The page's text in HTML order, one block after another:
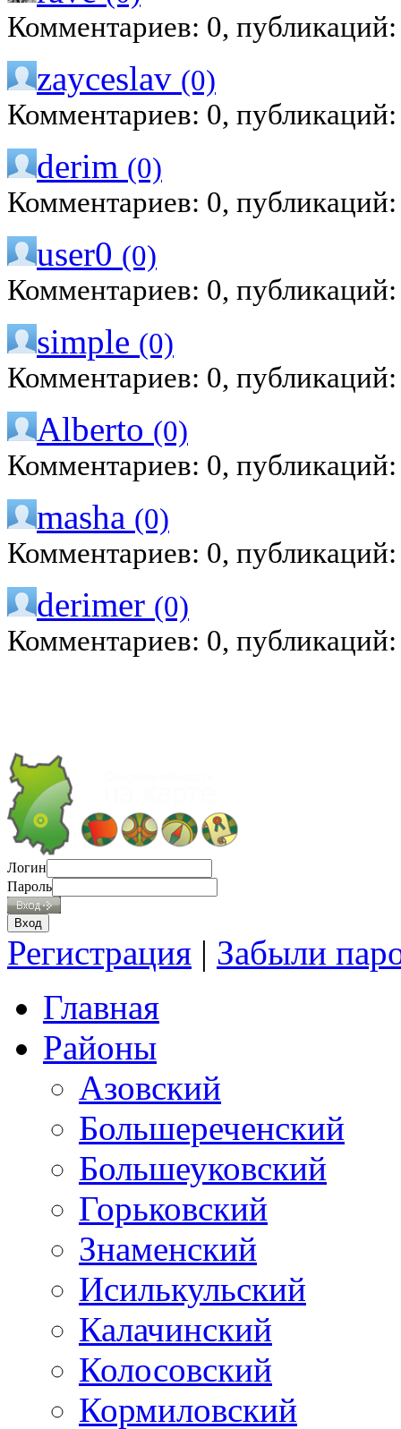
Комментариев: 0,
zayceslav (0)
Комментариев: 0,
derim (0)
Комментариев: 0,
user0 (0)
Комментариев: 0,
simple (0)
Комментариев: 0,
Alberto (0)
Комментариев: 0,
masha (0)
Комментариев: 0,
derimer (0)
Комментариев: 0,
Логин
Пароль
Регистрация | Забыли
Главная
Районы
Азовский
Большереченский
Большеуковский
Горьковский
Знаменский
Исилькульский
Калачинский
Колосовский
Кормиловский